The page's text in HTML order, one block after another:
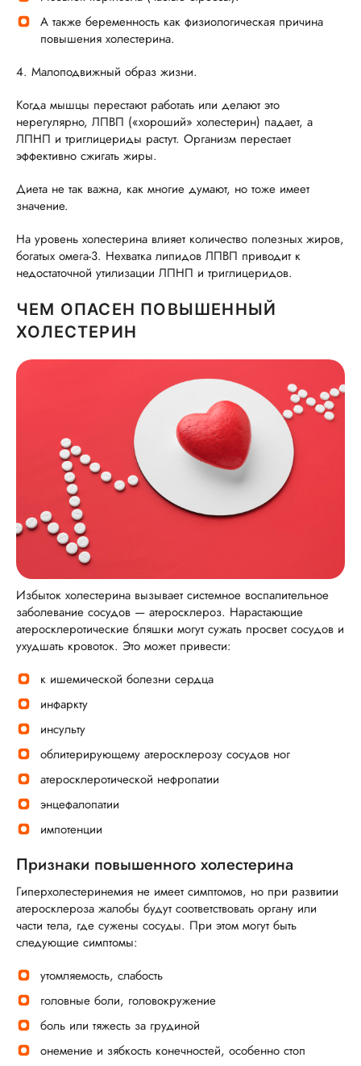
А также беременность как физиологическая причина
повышения холестерина.
4. Малоподвижный образ жизни.
Когда мышцы перестают работать или делают это
нерегулярно, ЛПВП («хороший» холестерин) падает, а
ЛПНП и триглицериды растут. Организм перестает
эффективно сжигать жиры.
Диета не так важна, как многие думают, но тоже имеет
значение.
На уровень холестерина влияет количество полезных жиров,
богатых омега-3. Нехватка липидов ЛПВП приводит к
недостаточной утилизации ЛПНП и триглицеридов.
ЧЕМ ОПАСЕН ПОВЫШЕННЫЙ
ХОЛЕСТЕРИН
Избыток холестерина вызывает системное воспалительное
заболевание сосудов — атеросклероз. Нарастающие
атеросклеротические бляшки могут сужать просвет сосудов и
ухудшать кровоток. Это может привести:
к ишемической болезни сердца
инфаркту
инсульту
облитерирующему атеросклерозу сосудов ног
атеросклеротической нефропатии
энцефалопатии
импотенции
Признаки повышенного холестерина
Гиперхолестеринемия не имеет симптомов, но при развитии
атеросклероза жалобы будут соответствовать органу или
части тела, где сужены сосуды. При этом могут быть
следующие симптомы:
утомляемость, слабость
головные боли, головокружение
боль или тяжесть за грудиной
онемение и зябкость конечностей, особенно стоп